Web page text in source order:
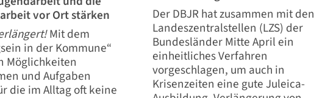
vor Ort stärken
Mit dem
in der Kommune“
Möglichkeiten
und Aufgaben
die im Alltag oft keine
Der DBJR hat zusammen mit den
Landeszentralstellen (LZS) der
Bundesländer Mitte April ein
einheitliches Verfahren
vorgeschlagen, um auch in
Krisenzeiten eine gute Juleica-